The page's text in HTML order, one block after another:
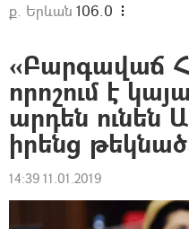
ք. Երևան 106.0
«Բարգավաճ
որոշում է
արդեն
իրենց
14:39 11.01.2019